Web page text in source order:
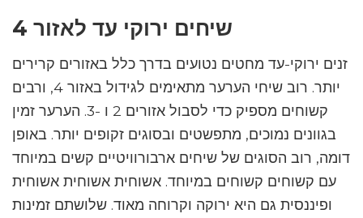
שיחים ירוקי עד לאזור 4
זנים ירוקי-עד מחטים נטועים בדרך כלל באזורים קרירים
יותר. רוב שיחי הערער מתאימים לגידול באזור 4, ורבים
קשוחים מספיק כדי לסבול אזורים 2 ו -3. הערער זמין
בגוונים נמוכים, מתפשטים ובסוגים זקופים יותר. באופן
דומה, רוב הסוגים של שיחים ארבורוויטיים קשים במיוחד
עם קשוחים קשוחים במיוחד. אשוחית אשוחית אשוחית
ופיננסית גם היא ירוקה וקרוחה מאוד. שלושתם זמינות